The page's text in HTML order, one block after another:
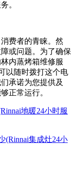
。
费者的青睐。然
或问题。为了确保
内蒸烤箱维修服
以随时拨打这个电
承诺为您提供及
正常运行。
地暖24小时服
(Rinnai集成灶24小